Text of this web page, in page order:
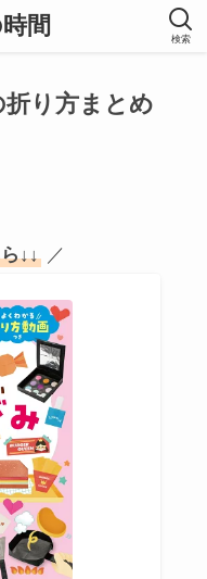
間 検索
り方まとめ
↓↓／